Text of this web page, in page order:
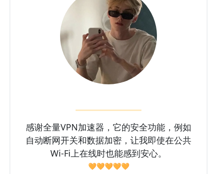
感谢全量VPN加速器，它的安全功能，例如
自动断网开关和数据加密，让我即使在公共
Wi-Fi上在线时也能感到安心。
🧡🧡🧡🧡🧡